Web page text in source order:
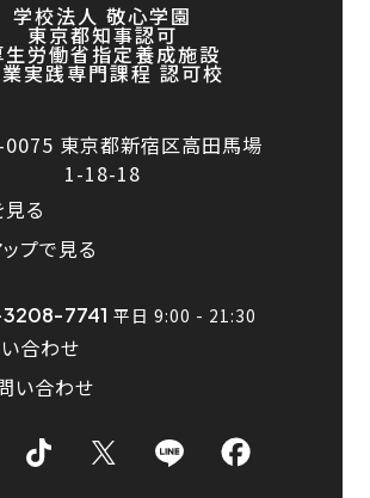
学校法人 敬心学園
東京都知事認可
生労働省指定養成施設
実践専門課程 認可校
0075 東京都新宿区高田馬場
1-18-18
る
プで見る
7741 平日 9:00 - 21:30
合わせ
い合わせ